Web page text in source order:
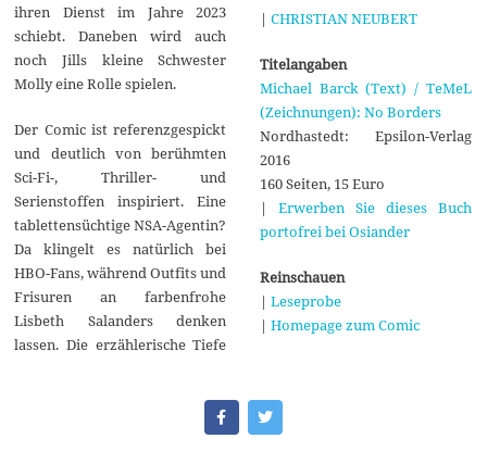
ihren Dienst im Jahre 2023
schiebt. Daneben wird auch
noch Jills kleine Schwester
Molly eine Rolle spielen.
Der Comic ist referenzgespickt
und deutlich von berühmten
Sci-Fi-, Thriller- und
Serienstoffen inspiriert. Eine
tablettensüchtige NSA-Agentin?
Da klingelt es natürlich bei
HBO-Fans, während Outfits und
Frisuren an farbenfrohe
Lisbeth Salanders denken
lassen. Die erzählerische Tiefe
| CHRISTIAN NEUBERT
Titelangaben
Michael Barck (Text) / TeMeL
(Zeichnungen): No Borders
Nordhastedt: Epsilon-Verlag
2016
160 Seiten, 15 Euro
| Erwerben Sie dieses Buch
portofrei bei Osiander
Reinschauen
| Leseprobe
| Homepage zum Comic